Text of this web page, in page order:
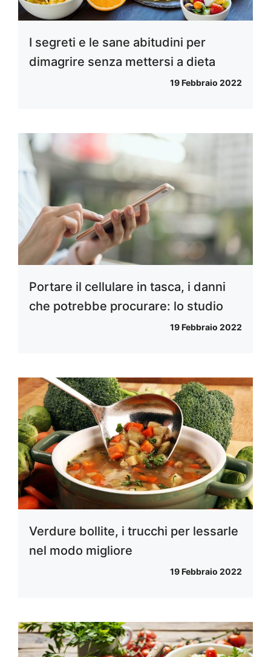
I segreti e le sane abitudini per
dimagrire senza mettersi a dieta
19 Febbraio 2022
Portare il cellulare in tasca, i danni
che potrebbe procurare: lo studio
19 Febbraio 2022
Verdure bollite, i trucchi per lessarle
nel modo migliore
19 Febbraio 2022